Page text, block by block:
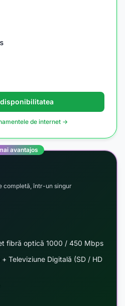
de internet →
avantajos
completă, într-un singur
fibră optică 1000 / 450 Mbps
Televiziune Digitală (SD / HD